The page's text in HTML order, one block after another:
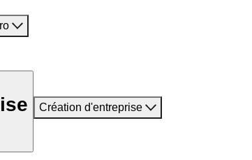
Création d'entreprise